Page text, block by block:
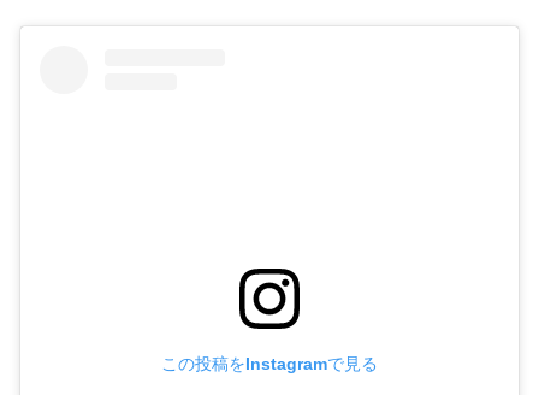
この投稿をInstagramで見る